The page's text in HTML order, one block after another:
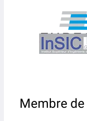
Membre